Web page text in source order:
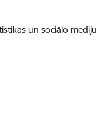
un sociālo mediju